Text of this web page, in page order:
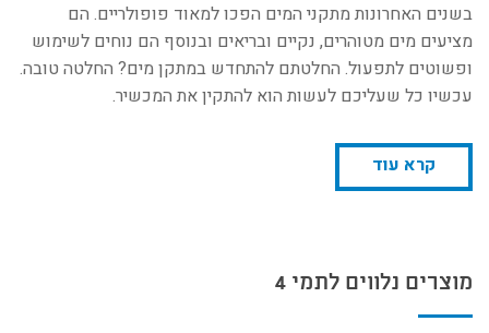
בשנים האחרונות מתקני המים הפכו למאוד פופולריים. הם
מציעים מים מטוהרים, נקיים ובריאים ובנוסף הם נוחים לשימוש
ופשוטים לתפעול. החלטתם להתחדש במתקן מים? החלטה טובה.
עכשיו כל שעליכם לעשות הוא להתקין את המכשיר.
קרא עוד
מוצרים נלווים לתמי 4